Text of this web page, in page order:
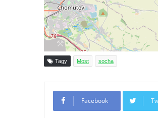
Socha svatého Jana
kostela svaté Rodiny v Českých
Budějovicích
Socha S tebou v parku na
náměstí v Českých Budějovicích
Sousoší Humanoidi na Lannově
Tagy Most socha
Facebook